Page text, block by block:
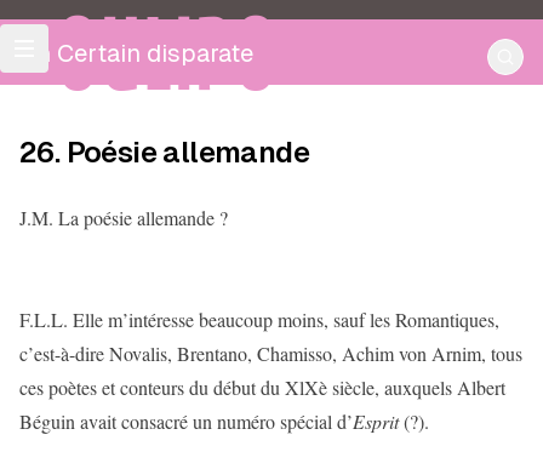
OULIPO
Un Certain disparate
26. Poésie allemande
J.M. La poésie allemande ?
F.L.L. Elle m’intéresse beaucoup moins, sauf les Romantiques,
c’est-à-dire Novalis, Brentano, Chamisso, Achim von Arnim, tous
ces poètes et conteurs du début du XlXè siècle, auxquels Albert
Béguin avait consacré un numéro spécial d’Esprit(?).